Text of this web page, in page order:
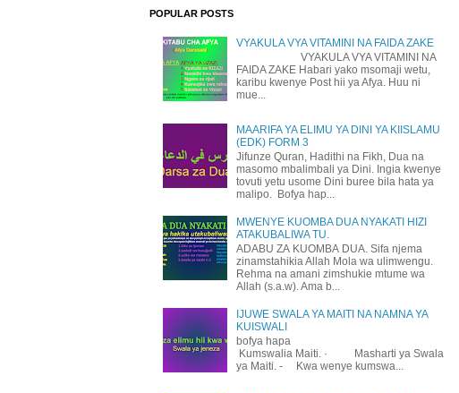
POPULAR POSTS
VYAKULA VYA VITAMINI NA FAIDA ZAKE
VYAKULA VYA VITAMINI NA
FAIDA ZAKE Habari yako msomaji wetu,
karibu kwenye Post hii ya Afya. Huu ni
mue...
MAARIFA YA ELIMU YA DINI YA KIISLAMU
(EDK) FORM 3
Jifunze Quran, Hadithi na Fikh, Dua na
masomo mbalimbali ya Dini. Ingia kwenye
tovuti yetu usome Dini buree bila hata ya
malipo. Bofya hap...
MWENYE KUOMBA DUA NYAKATI HIZI
ATAKUBALIWA TU.
ADABU ZA KUOMBA DUA. Sifa njema
zinamstahikia Allah Mola wa ulimwengu.
Rehma na amani zimshukie mtume wa
Allah (s.a.w). Ama b...
IJUWE SWALA YA MAITI NA NAMNA YA
KUISWALI
bofya hapa
Kumswalia Maiti. · Masharti ya Swala
ya Maiti. - Kwa wenye kumswa...